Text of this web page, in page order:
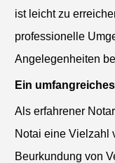
ist leicht zu
professionelle
Angelegenheiten
Ein
Als erfahrener
Notai eine Vielzahl
Beurkundung von